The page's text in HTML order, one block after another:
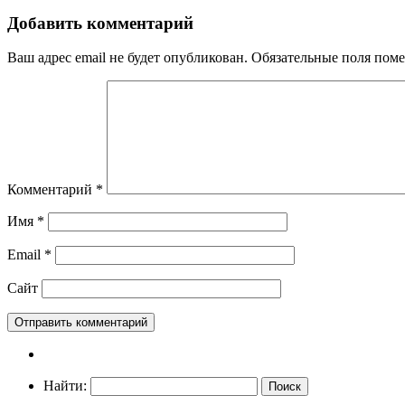
Добавить комментарий
Ваш адрес email не будет опубликован. Обязательные поля
Комментарий *
Имя *
Email *
Сайт
Найти: